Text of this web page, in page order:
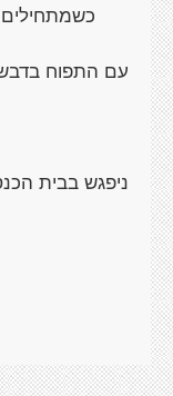
עם התפוח
ניפגש בבית הכנסת,